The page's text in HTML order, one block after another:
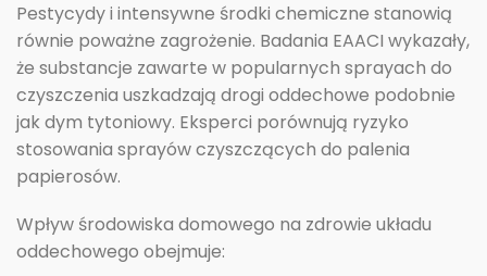
Pestycydy i intensywne środki chemiczne stanowią
równie poważne zagrożenie. Badania EAACI wykazały,
że substancje zawarte w popularnych sprayach do
czyszczenia uszkadzają drogi oddechowe podobnie
jak dym tytoniowy. Eksperci porównują ryzyko
stosowania sprayów czyszczących do palenia
papierosów.
Wpływ środowiska domowego na zdrowie układu
oddechowego obejmuje: